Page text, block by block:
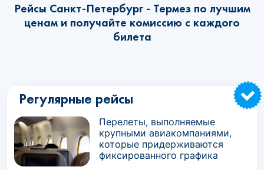
Рейсы Санкт-Петербург - Термез по лучшим
ценам и получайте комиссию с каждого
билета
Регулярные рейсы
Перелеты, выполняемые
крупными авиакомпаниями,
которые придерживаются
фиксированного графика